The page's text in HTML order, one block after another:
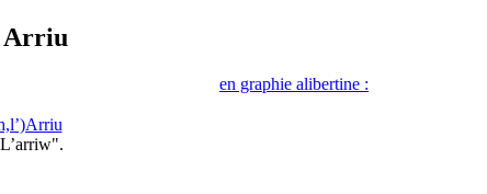
Arriu
en graphie alibertine :